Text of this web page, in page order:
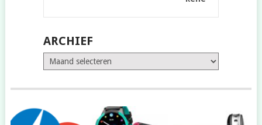
ARCHIEF
Archief